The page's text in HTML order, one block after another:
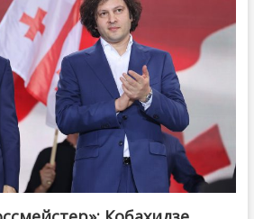
Dream